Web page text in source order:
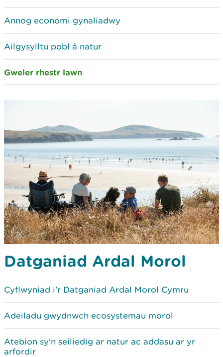
Annog economi gynaliadwy
Ailgysylltu pobl â natur
Gweler rhestr lawn
Datganiad Ardal Morol
Cyflwyniad i'r Datganiad Ardal Morol Cymru
Adeiladu gwydnwch ecosystemau morol
Atebion sy'n seiliedig ar natur ac addasu ar yr
arfordir